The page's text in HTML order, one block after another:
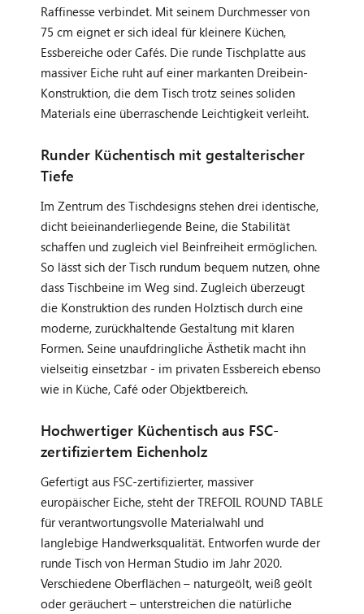
Raffinesse verbindet. Mit seinem Durchmesser von
75 cm eignet er sich ideal für kleinere Küchen,
Essbereiche oder Cafés. Die runde Tischplatte aus
massiver Eiche ruht auf einer markanten Dreibein-
Konstruktion, die dem Tisch trotz seines soliden
Materials eine überraschende Leichtigkeit verleiht.
Runder Küchentisch mit gestalterischer
Tiefe
Im Zentrum des Tischdesigns stehen drei identische,
dicht beieinanderliegende Beine, die Stabilität
schaffen und zugleich viel Beinfreiheit ermöglichen.
So lässt sich der Tisch rundum bequem nutzen, ohne
dass Tischbeine im Weg sind. Zugleich überzeugt
die Konstruktion des runden Holztisch durch eine
moderne, zurückhaltende Gestaltung mit klaren
Formen. Seine unaufdringliche Ästhetik macht ihn
vielseitig einsetzbar - im privaten Essbereich ebenso
wie in Küche, Café oder Objektbereich.
Hochwertiger Küchentisch aus FSC-
zertifiziertem Eichenholz
Gefertigt aus FSC-zertifizierter, massiver
europäischer Eiche, steht der TREFOIL ROUND TABLE
für verantwortungsvolle Materialwahl und
langlebige Handwerksqualität. Entworfen wurde der
runde Tisch von Herman Studio im Jahr 2020.
Verschiedene Oberflächen – naturgeölt, weiß geölt
oder geräuchert – unterstreichen die natürliche